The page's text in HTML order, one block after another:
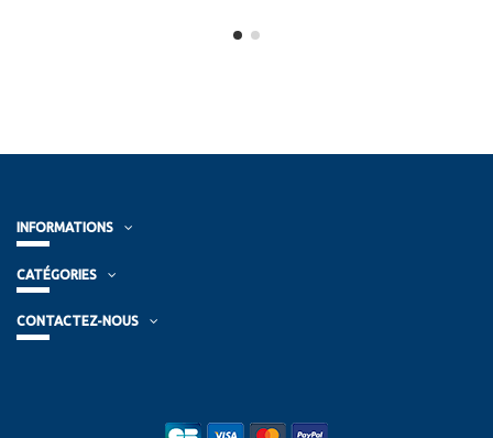
INFORMATIONS
CATÉGORIES
CONTACTEZ-NOUS